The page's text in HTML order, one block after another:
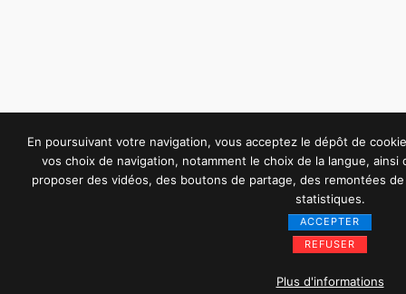
En poursuivant votre navigation, vous acceptez le dépôt de
vos choix de navigation, notamment le choix de la langue,
proposer des vidéos, des boutons de partage, des remontées
statistiques.
ACCEPTER
REFUSER
Plus d'informations